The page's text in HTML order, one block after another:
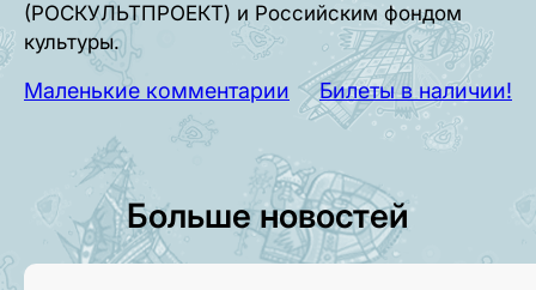
(РОСКУЛЬТПРОЕКТ) и Российским фондом
культуры.
Маленькие комментарии Билеты в наличии!
Больше новостей